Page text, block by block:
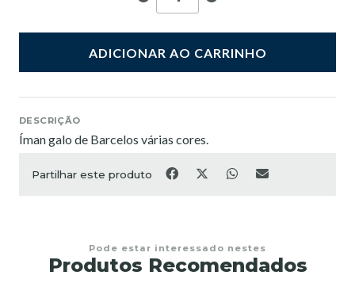
ADICIONAR AO CARRINHO
DESCRIÇÃO
Íman galo de Barcelos várias cores.
Partilhar este produto
Pode estar interessado nestes
Produtos Recomendados